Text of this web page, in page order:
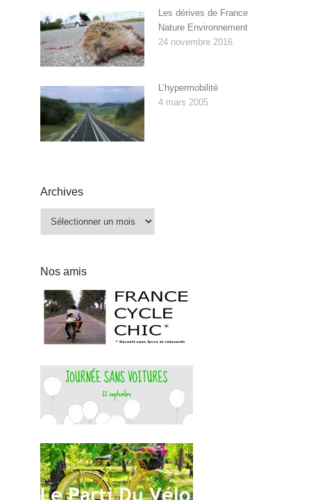
Les dérives de France
Nature Environnement
24 novembre 2016
L’hypermobilité
4 mars 2005
Archives
Archives
Nos amis